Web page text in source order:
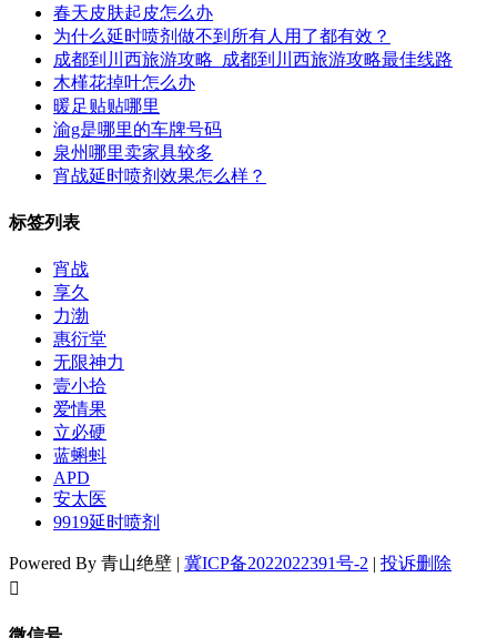
春天皮肤起皮怎么办
为什么延时喷剂做不到所有人用了都有效？
成都到川西旅游攻略_成都到川西旅游攻略最佳线路
木槿花掉叶怎么办
暖足贴贴哪里
渝g是哪里的车牌号码
泉州哪里卖家具较多
宵战延时喷剂效果怎么样？
标签列表
宵战
享久
力渤
惠衍堂
无限神力
壹小拾
爱情果
立必硬
蓝蝌蚪
APD
安太医
9919延时喷剂
Powered By 青山绝壁 | 冀ICP备2022022391号-2 | 投诉删除
󦘖